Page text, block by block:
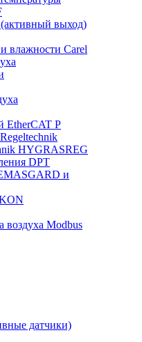
выход)
влажности Carel
EtherCAT P
HYGRASREG
DPT
и
воздуха Modbus
датчики)